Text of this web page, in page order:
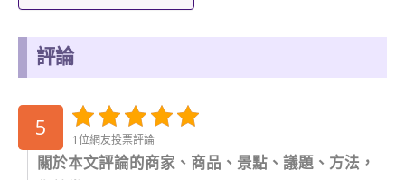
評論
5 1位網友投票評論
關於本文評論的商家、商品、景點、議題、方法，